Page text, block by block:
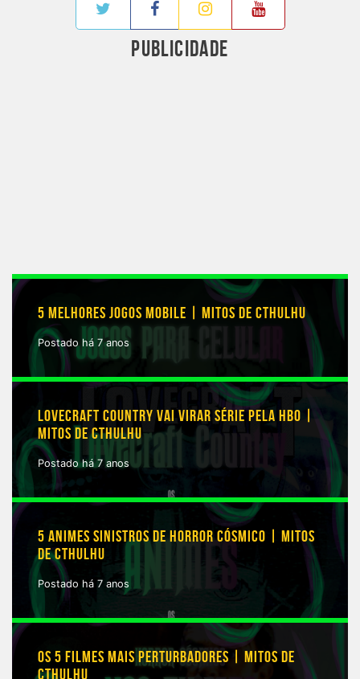
PUBLICIDADE
5 MELHORES JOGOS MOBILE | MITOS DE CTHULHU
Postado há 7 anos
LOVECRAFT COUNTRY VAI VIRAR SÉRIE PELA HBO |
MITOS DE CTHULHU
Postado há 7 anos
5 ANIMES SINISTROS DE HORROR CÓSMICO | MITOS
DE CTHULHU
Postado há 7 anos
OS 5 FILMES MAIS PERTURBADORES | MITOS DE
CTHULHU